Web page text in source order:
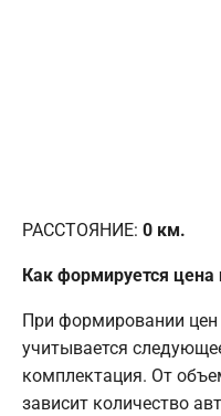
РАССТОЯНИЕ: 0 км.
Как формируется цена
При формировании
учитывается
комплектация. От
зависит количество